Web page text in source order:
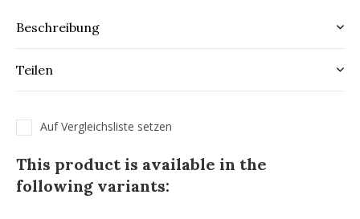
Beschreibung
Teilen
Auf Vergleichsliste setzen
This product is available in the
following variants: